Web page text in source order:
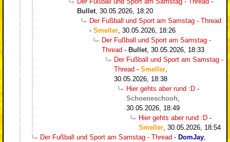
Bullet, 30.05.2026, 18:20
Der Fußball und Sport am Samstag - Thread
- Smeller, 30.05.2026, 18:26
Der Fußball und Sport am Samstag -
Thread - Bullet, 30.05.2026, 18:33
Der Fußball und Sport am Samstag -
Thread - Smeller,
30.05.2026, 18:38
Hier gehts aber rund :D -
Schoeneschooh,
30.05.2026, 18:49
Hier gehts aber rund :D -
Smeller, 30.05.2026, 18:54
Der Fußball und Sport am Samstag - Thread - DomJay,